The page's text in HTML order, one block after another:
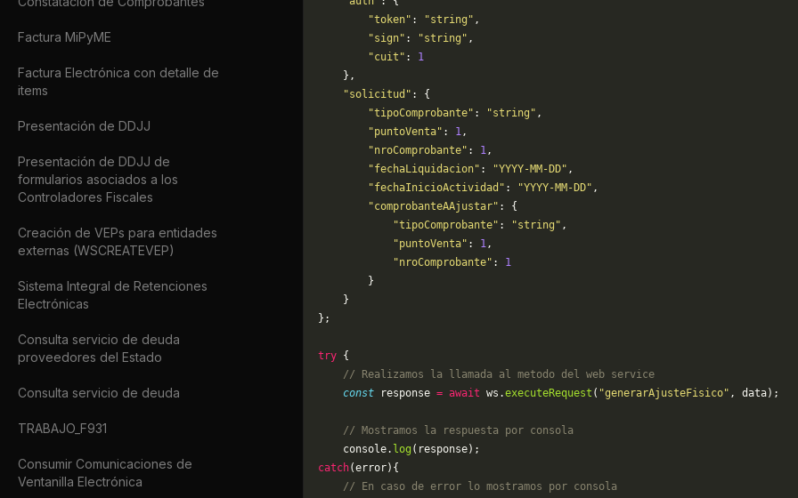
Factura MiPyME
Factura Electrónica con detalle de
items
Presentación de DDJJ
Presentación de DDJJ de
formularios asociados a los
Controladores Fiscales
Creación de VEPs para entidades
externas (WSCREATEVEP)
Sistema Integral de Retenciones
Electrónicas
Consulta servicio de deuda
proveedores del Estado
Consulta servicio de deuda
TRABAJO_F931
Consumir Comunicaciones de
Ventanilla Electrónica
        "token"
: "string" ,
        "sign"
: "string" ,
        "cuit"
: 1
    },
    "solicitud"
: {
        "tipoComprobante"
: "string" ,
        "puntoVenta"
: 1,
        "nroComprobante"
: 1,
        "fechaLiquidacion"
: "YYYY-MM-DD" ,
        "fechaInicioActividad"
: "YYYY-MM-DD" ,
        "comprobanteAAjustar"
: {
            "tipoComprobante"
: "string" ,
            "puntoVenta"
: 1,
            "nroComprobante"
: 1
        }
    }
};
try {
    // Realizamos la llamada al metodo del web service
    const
response = await ws.executeRequest ( "generarAjusteFisico" , data);
    // Mostramos la respuesta por consola
    console.
log (response);
catch(error){
    // En caso de error lo mostramos por consola